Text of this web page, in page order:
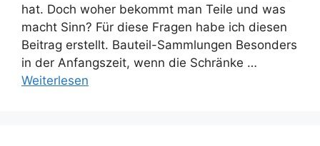
hat. Doch woher bekommt man Teile und was
macht Sinn? Für diese Fragen habe ich diesen
Beitrag erstellt. Bauteil-Sammlungen Besonders
in der Anfangszeit, wenn die Schränke …
Weiterlesen